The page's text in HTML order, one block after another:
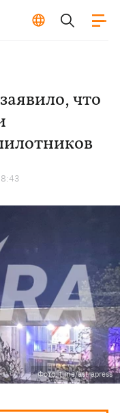
что
Фото: t.me/astrapress